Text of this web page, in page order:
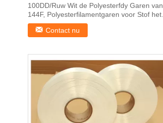
100DD/Ruw Wit de Polyesterfdy Garen van
144F, Polyesterfilamentgaren voor Stof het
Breien ...
Contact nu